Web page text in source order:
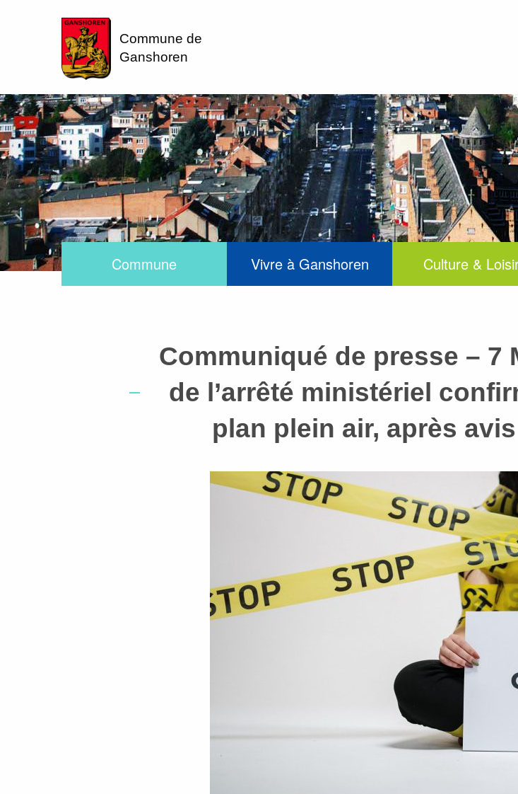
Commune de
Ganshoren
Commune Vivre à Ganshoren Culture &
Communiqué de presse – 7
de l’arrêté ministériel
plan plein air, après